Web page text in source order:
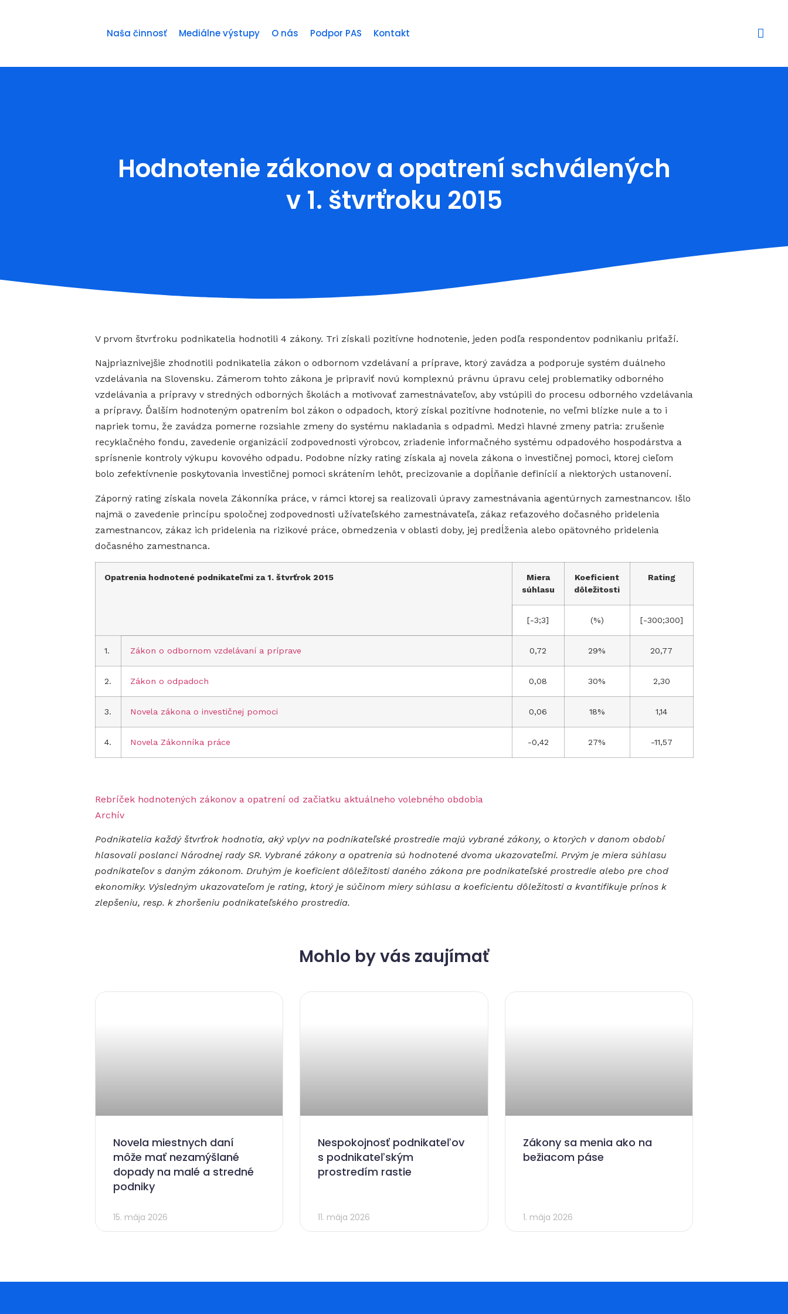
Naša činnosť Mediálne výstupy O nás Podpor PAS Kontakt
Hodnotenie zákonov a opatrení schválených
v 1. štvrťroku 2015
V prvom štvrťroku podnikatelia hodnotili 4 zákony. Tri získali pozitívne hodnotenie, jeden podľa respondentov podnikaniu priťaží.
Najpriaznivejšie zhodnotili podnikatelia zákon o odbornom vzdelávaní a príprave, ktorý zavádza a podporuje systém duálneho
vzdelávania na Slovensku. Zámerom tohto zákona je pripraviť novú komplexnú právnu úpravu celej problematiky odborného
vzdelávania a prípravy v stredných odborných školách a motivovať zamestnávateľov, aby vstúpili do procesu odborného vzdelávania
a prípravy. Ďalším hodnoteným opatrením bol zákon o odpadoch, ktorý získal pozitívne hodnotenie, no veľmi blízke nule a to i
napriek tomu, že zavádza pomerne rozsiahle zmeny do systému nakladania s odpadmi. Medzi hlavné zmeny patria: zrušenie
recyklačného fondu, zavedenie organizácií zodpovednosti výrobcov, zriadenie informačného systému odpadového hospodárstva a
sprísnenie kontroly výkupu kovového odpadu. Podobne nízky rating získala aj novela zákona o investičnej pomoci, ktorej cieľom
bolo zefektívnenie poskytovania investičnej pomoci skrátením lehôt, precizovanie a dopĺňanie definícií a niektorých ustanovení.
Záporný rating získala novela Zákonníka práce, v rámci ktorej sa realizovali úpravy zamestnávania agentúrnych zamestnancov. Išlo
najmä o zavedenie princípu spoločnej zodpovednosti užívateľského zamestnávateľa, zákaz reťazového dočasného pridelenia
zamestnancov, zákaz ich pridelenia na rizikové práce, obmedzenia v oblasti doby, jej predĺženia alebo opätovného pridelenia
dočasného zamestnanca.
Opatrenia hodnotené podnikateľmi za 1. štvrťrok 2015
Miera
súhlasu
Koeficient
dôležitosti
Rating
[-3;3] (%) [-300;300]
1. Zákon o odbornom vzdelávaní a príprave 0,72 29% 20,77
2. Zákon o odpadoch 0,08 30% 2,30
3. Novela zákona o investičnej pomoci 0,06 18% 1,14
4. Novela Zákonníka práce -0,42 27% -11,57
Rebríček hodnotených zákonov a opatrení od začiatku aktuálneho volebného obdobia
Archív
Podnikatelia každý štvrťrok hodnotia, aký vplyv na podnikateľské prostredie majú vybrané zákony, o ktorých v danom období
hlasovali poslanci Národnej rady SR. Vybrané zákony a opatrenia sú hodnotené dvoma ukazovateľmi. Prvým je miera súhlasu
podnikateľov s daným zákonom. Druhým je koeficient dôležitosti daného zákona pre podnikateľské prostredie alebo pre chod
ekonomiky. Výsledným ukazovateľom je rating, ktorý je súčinom miery súhlasu a koeficientu dôležitosti a kvantifikuje prínos k
zlepšeniu, resp. k zhoršeniu podnikateľského prostredia.
Mohlo by vás zaujímať
Novela miestnych daní
môže mať nezamýšlané
dopady na malé a stredné
podniky
15. mája 2026
Nespokojnosť podnikateľov
s podnikateľským
prostredím rastie
11. mája 2026
Zákony sa menia ako na
bežiacom páse
1. mája 2026